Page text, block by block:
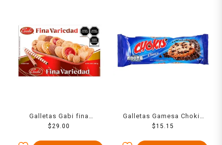
Galletas Gabi fina
variedad 200 g
$ 29.00
Galletas Gamesa Chokis
clásica con chispas sabor
$15.15